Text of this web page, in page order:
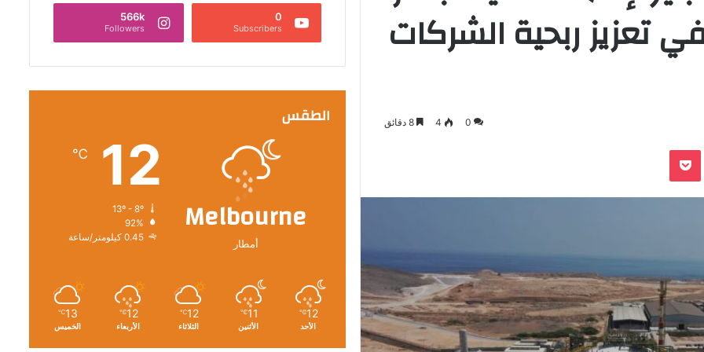
تعزيز ربحية الشركات
0
4 8 دقائق
‫Pocket
0
Subscribers
566k
Followers
الطقس
Melbourne
أمطار
12
℃
92%
0.45 كيلومتر/ساعة
12
℃
الأحد
11
℃
الأثنين
12
℃
الثلاثاء
12
℃
الأربعاء
13
℃
الخميس